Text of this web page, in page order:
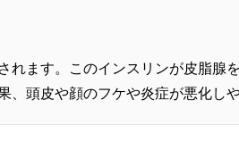
れます。このインスリンが皮脂腺
頭皮や顔のフケや炎症が悪化しや